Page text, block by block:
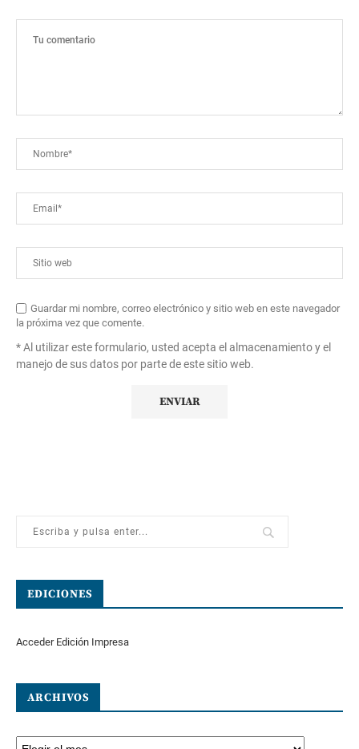
Guardar mi nombre, correo electrónico y sitio web en este navegador
la próxima vez que comente.
* Al utilizar este formulario, usted acepta el almacenamiento y el
manejo de sus datos por parte de este sitio web.
EDICIONES
Acceder Edición Impresa
ARCHIVOS